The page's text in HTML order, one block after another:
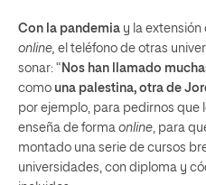
Con la pandemia y la
online, el teléfono de otras
sonar: “ Nos han llamado
como una palestina, otra de
por ejemplo, para pedirnos que
enseña de forma online , para
montado una serie de cursos
universidades, con diploma y